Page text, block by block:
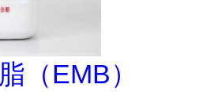
（EMB）